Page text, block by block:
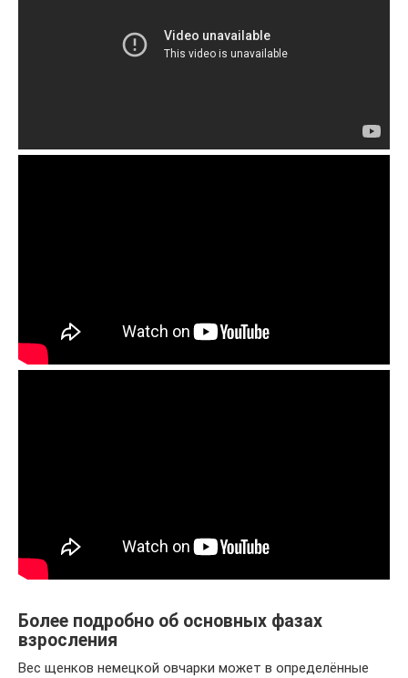
Более подробно об основных фазах
взросления
Вес щенков немецкой овчарки может в определённые